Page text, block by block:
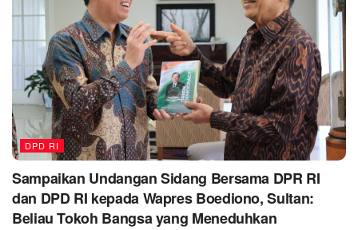
DPD RI
Sampaikan Undangan Sidang Bersama DPR RI
dan DPD RI kepada Wapres Boediono, Sultan:
Beliau Tokoh Bangsa yang Meneduhkan